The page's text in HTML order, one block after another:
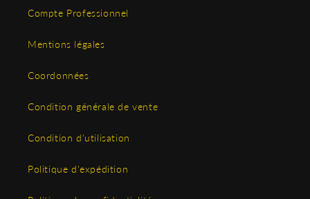
Compte Professionnel
Mentions légales
Coordonnées
Condition générale de vente
Condition d'utilisation
Politique d'expédition